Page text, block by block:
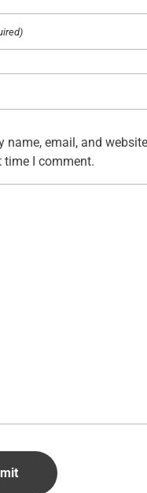
name, email, and
time I comment.